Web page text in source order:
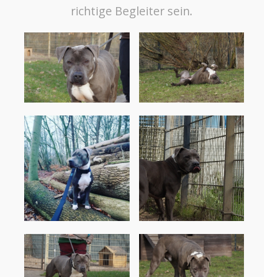
richtige Begleiter sein.